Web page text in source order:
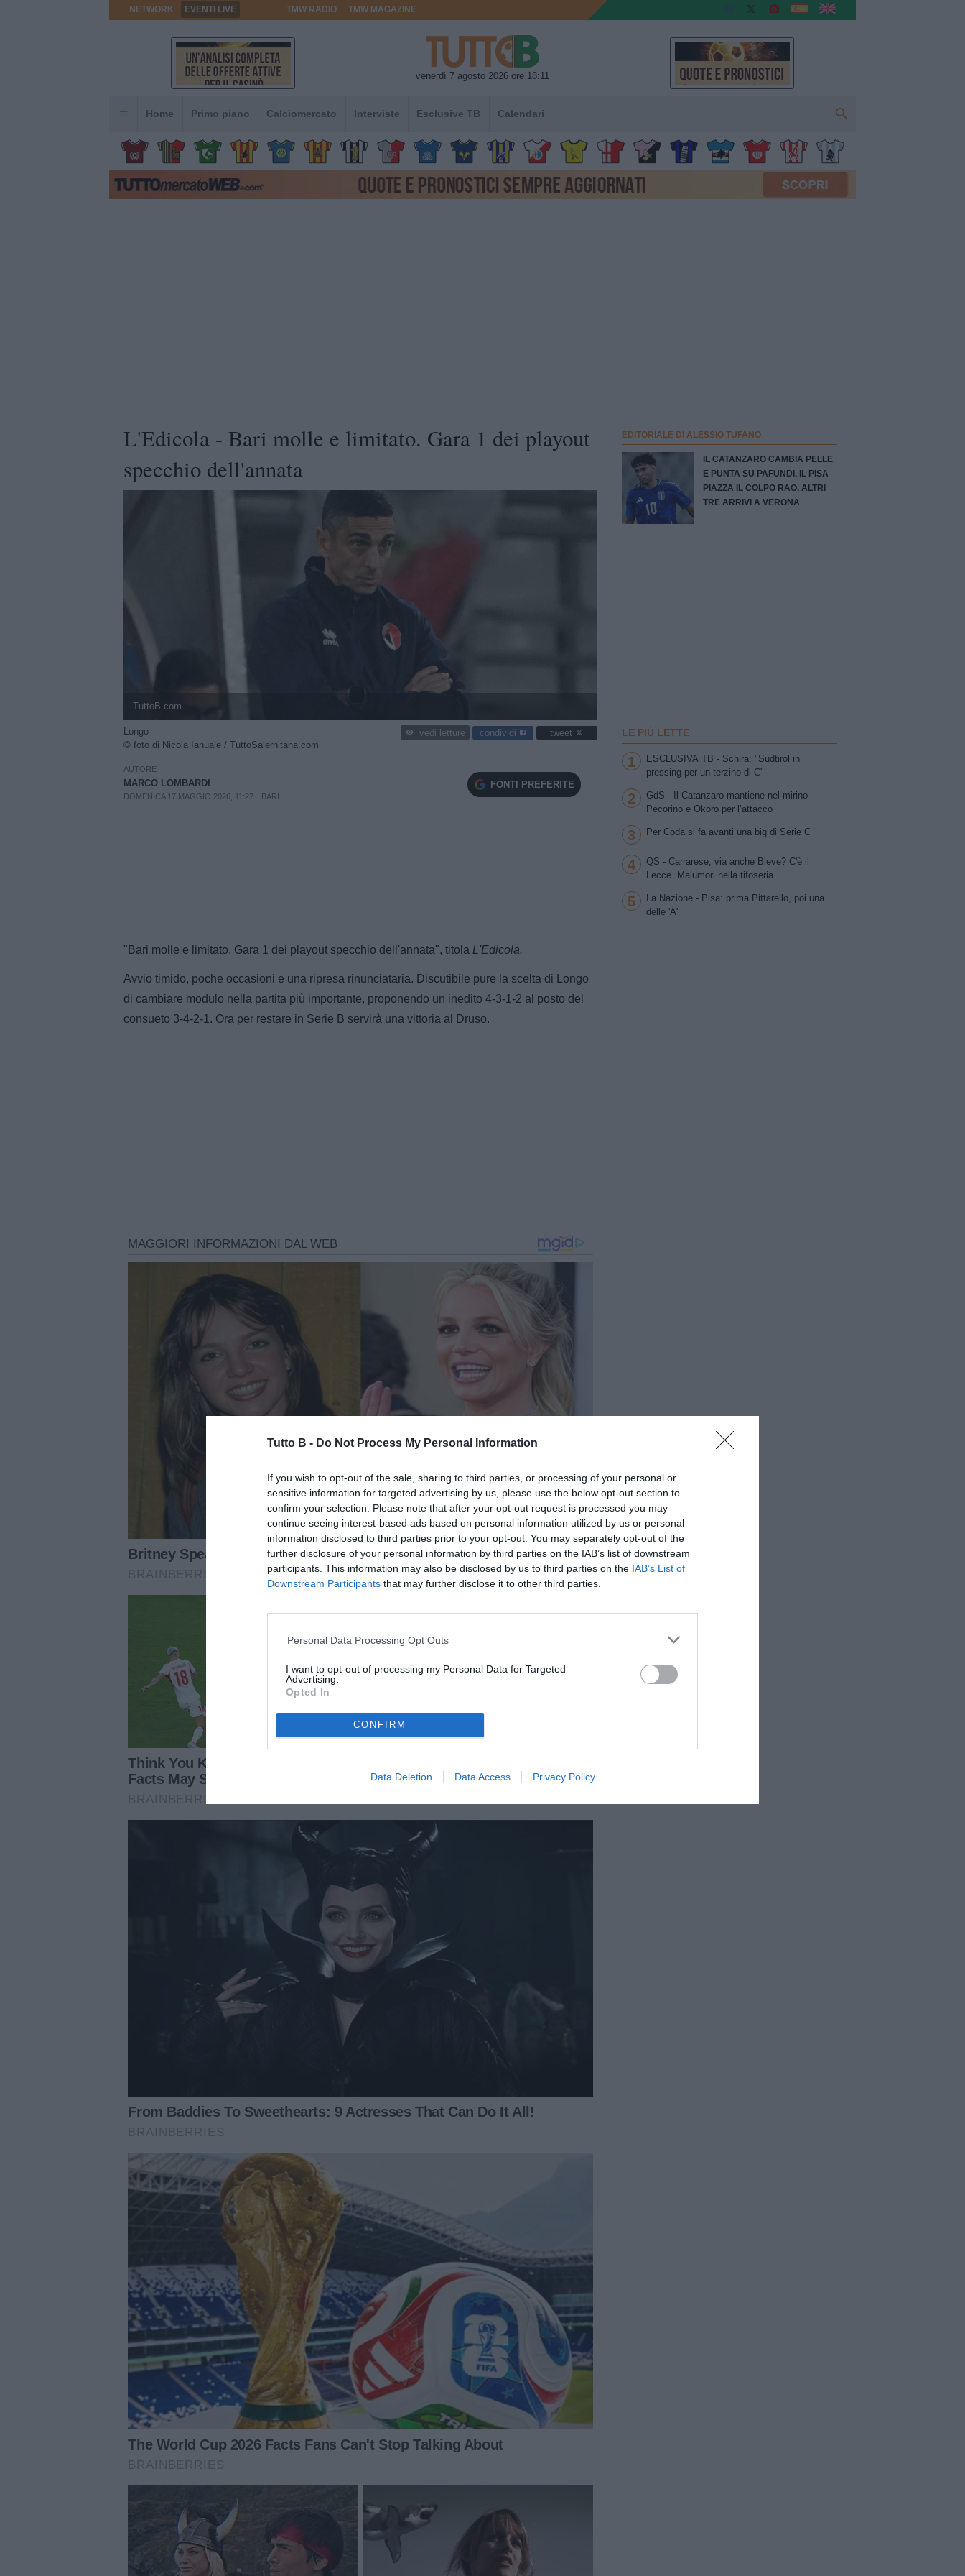
Tutto B - Do Not Process My Personal Information
If you wish to opt-out of the sale, sharing to third parties, or processing of your personal or
sensitive information for targeted advertising by us, please use the below opt-out section to
confirm your selection. Please note that after your opt-out request is processed you may
continue seeing interest-based ads based on personal information utilized by us or personal
information disclosed to third parties prior to your opt-out. You may separately opt-out of the
further disclosure of your personal information by third parties on the IAB’s list of downstream
participants. This information may also be disclosed by us to third parties on the IAB’s List of
Downstream Participants that may further disclose it to other third parties.
Personal Data Processing Opt Outs
I want to opt-out of processing my Personal Data for Targeted
Advertising.
Opted In
CONFIRM
Data Deletion Data Access Privacy Policy
NETWORK EVENTI LIVE TMW RADIO TMW MAGAZINE
venerdì 7 agosto 2026 ore 18:11
Home Primo piano Calciomercato Interviste Esclusive TB Calendari
L'Edicola - Bari molle e limitato. Gara 1 dei playout
specchio dell'annata
TuttoB.com
Longo
© foto di Nicola Ianuale / TuttoSalernitana.com
vedi letture condividi tweet
AUTORE
MARCO LOMBARDI
DOMENICA 17 MAGGIO 2026, 11:27 BARI
FONTI PREFERITE
"Bari molle e limitato. Gara 1 dei playout specchio dell'annata", titola L'Edicola.
Avvio timido, poche occasioni e una ripresa rinunciataria. Discutibile pure la scelta di Longo
di cambiare modulo nella partita più importante, proponendo un inedito 4-3-1-2 al posto del
consueto 3-4-2-1. Ora per restare in Serie B servirà una vittoria al Druso.
EDITORIALE DI ALESSIO TUFANO
IL CATANZARO CAMBIA PELLE
E PUNTA SU PAFUNDI, IL PISA
PIAZZA IL COLPO RAO. ALTRI
TRE ARRIVI A VERONA
LE PIÙ LETTE
1
ESCLUSIVA TB - Schira: "Sudtirol in
pressing per un terzino di C"
2
GdS - Il Catanzaro mantiene nel mirino
Pecorino e Okoro per l’attacco
3 Per Coda si fa avanti una big di Serie C
4
QS - Carrarese, via anche Bleve? C'è il
Lecce. Malumori nella tifoseria
5
La Nazione - Pisa: prima Pittarello, poi una
delle 'A'